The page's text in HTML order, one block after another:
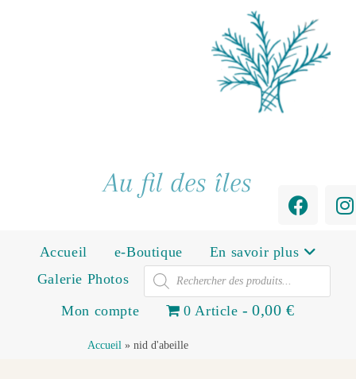
Au fil des îles
Accueil e-Boutique
En savoir plus
Galerie Photos
Mon compte
0 Article 0,00 €
Accueil » nid d'abeille